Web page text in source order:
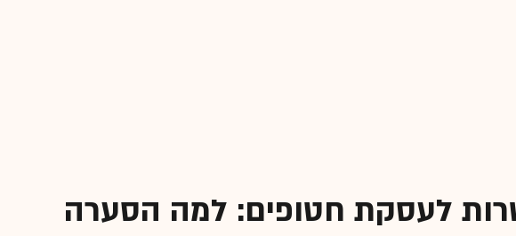
לעסקת חטופים: למה הסערה